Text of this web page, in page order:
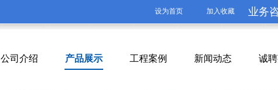
设为首页 加入收藏 业务
公司介绍 产品展示 工程案例 新闻动态 诚